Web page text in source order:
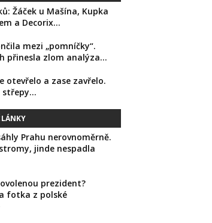
Žáček u Mašína, Kupka
a Decorix…
mezi „pomníčky“.
přinesla zlom analýza…
otevřelo a zase zavřelo.
střepy…
Prahu nerovnoměrně.
jinde nespadla
prezident?
fotka z polské